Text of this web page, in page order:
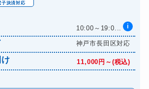
子決済対応
10:00～19:0... i
神戸市長田区対応
11,000円～(税込)